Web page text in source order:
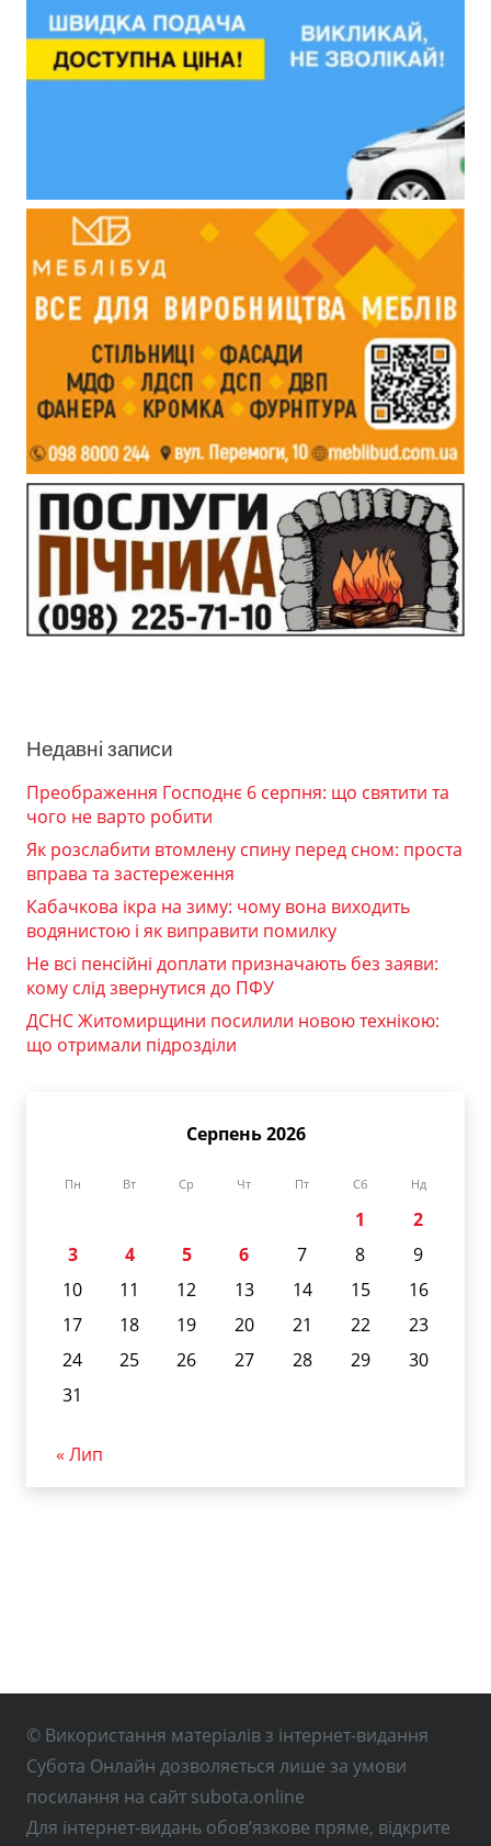
Недавні записи
Преображення Господнє 6 серпня: що святити та
чого не варто робити
Як розслабити втомлену спину перед сном: проста
вправа та застереження
Кабачкова ікра на зиму: чому вона виходить
водянистою і як виправити помилку
Не всі пенсійні доплати призначають без заяви:
кому слід звернутися до ПФУ
ДСНС Житомирщини посилили новою технікою:
що отримали підрозділи
Серпень 2026
Пн Вт Ср Чт Пт Сб Нд
1
2
3
4 5 6 7 8
9
10
11 12 13 14 15
16
17
18 19 20 21 22
23
24
25 26 27 28 29
30
31
« Лип
© Використання матеріалів з інтернет-видання
Субота Онлайн дозволяється лише за умови
посилання на сайт subota.online
Для інтернет-видань обов’язкове пряме, відкрите